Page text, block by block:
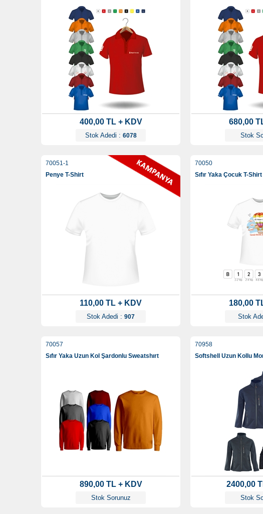
400,00 TL + KDV
Stok Adedi : 6078
680,00
Stok
70051-1
Penye T-Shirt
110,00 TL + KDV
Stok Adedi : 907
70050
Sıfır Yaka Çocuk T-Shirt
180,00
Stok
70057
Sıfır Yaka Uzun Kol Şardonlu Sweatshırt
890,00 TL + KDV
Stok Sorunuz
70958
Softshell Uzun Kollu
2400,00
Stok